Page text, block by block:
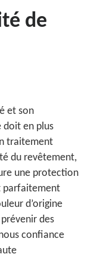
de
et son
doit en plus
traitement
du revêtement,
une protection
parfaitement
d’origine
des
confiance